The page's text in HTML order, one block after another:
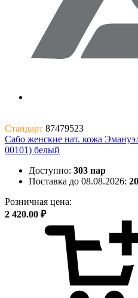
Стандарт 87479523
Сабо женские нат. кожа
00101) белый
Доступно: 303 пар
Поставка до 08.08.2026:
Розничная цена:
2 420.00 ₽